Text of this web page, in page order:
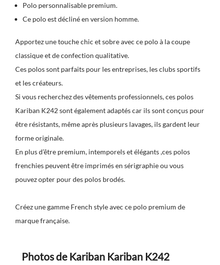
Polo personnalisable premium.
Ce polo est décliné en version homme.
Apportez une touche chic et sobre avec ce polo à la coupe
classique et de confection qualitative.
Ces polos sont parfaits pour les entreprises, les clubs sportifs
et les créateurs.
Si vous recherchez des vêtements professionnels, ces polos
Kariban K242 sont également adaptés car ils sont conçus pour
être résistants, même après plusieurs lavages, ils gardent leur
forme originale.
En plus d’être premium, intemporels et élégants ,ces polos
frenchies peuvent être imprimés en sérigraphie ou vous
pouvez opter pour des polos brodés.
Créez une gamme French style avec ce polo premium de
marque française.
Photos de Kariban Kariban K242